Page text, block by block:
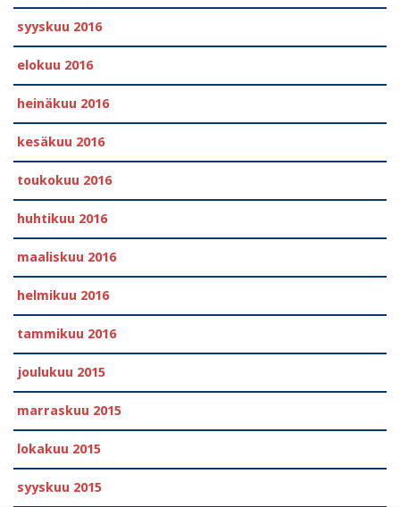
syyskuu 2016
elokuu 2016
heinäkuu 2016
kesäkuu 2016
toukokuu 2016
huhtikuu 2016
maaliskuu 2016
helmikuu 2016
tammikuu 2016
joulukuu 2015
marraskuu 2015
lokakuu 2015
syyskuu 2015